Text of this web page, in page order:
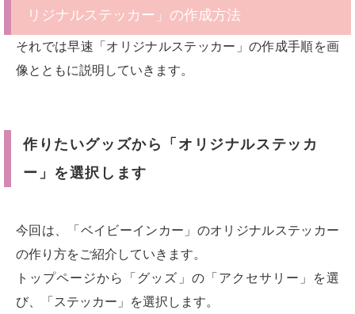
リジナルステッカー」の作成方法
それでは早速「オリジナルステッカー」の作成手順を画
像とともに説明していきます。
作りたいグッズから「オリジナルステッカ
ー」を選択します
今回は、「ベイビーインカー」のオリジナルステッカー
の作り方をご紹介していきます。
トップページから「グッズ」の「アクセサリー」を選
び、「ステッカー」を選択します。